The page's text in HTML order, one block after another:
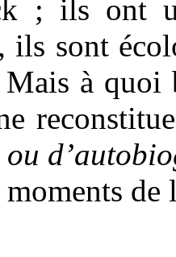
; ils ont
ils sont
à quoi